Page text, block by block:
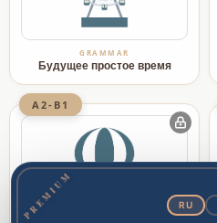
PREMIUM RU
GRAMMAR
Будущее простое время
A2-B1